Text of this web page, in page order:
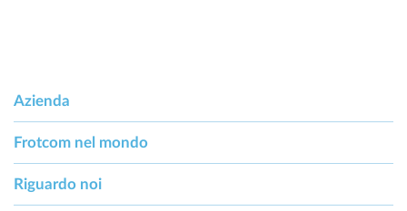
Azienda
Frotcom nel mondo
Riguardo noi